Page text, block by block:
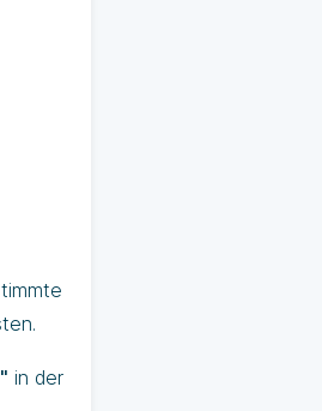
in der